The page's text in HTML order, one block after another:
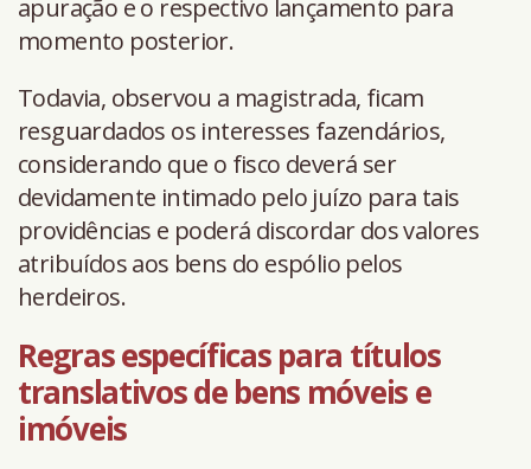
apuração e o respectivo lançamento para
momento posterior.
Todavia, observou a magistrada, ficam
resguardados os interesses fazendários,
considerando que o fisco deverá ser
devidamente intimado pelo juízo para tais
providências e poderá discordar dos valores
atribuídos aos bens do espólio pelos
herdeiros.
Regras específicas para títulos
translativos de bens móveis e
imóveis